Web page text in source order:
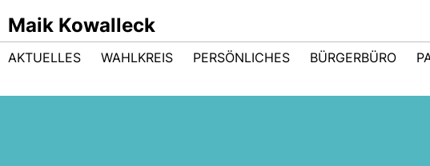
Maik Kowalleck
AKTUELLES WAHLKREIS PERSÖNLICHES BÜRGERBÜRO